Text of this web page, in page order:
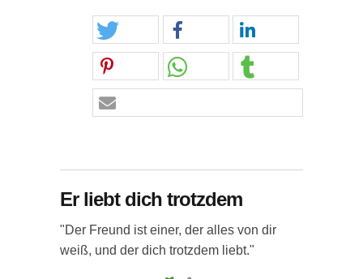
Er liebt dich trotzdem
"Der Freund ist einer, der alles von dir
weiß, und der dich trotzdem liebt."